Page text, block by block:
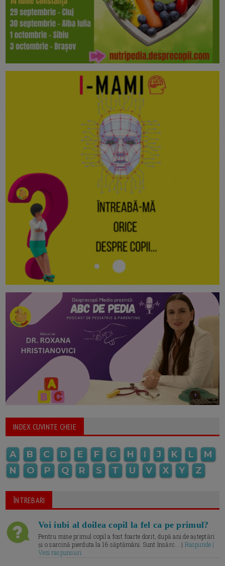
INDEX CUVINTE CHEIE
A B C D E F G H I J K L
M
N
O P Q R S T U V X Y Z
ÎNTREBARI
Voi iubi al doilea copil la fel ca pe primul?
Pentru mine primul copil a fost foarte dorit, după ani de așteptări
și o sarcină pierduta la 16 săptămâni. Sunt însărc... | Raspunde |
Vezi raspunsuri